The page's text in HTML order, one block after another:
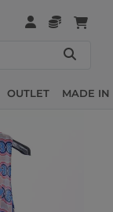
OUTLET MADE IN